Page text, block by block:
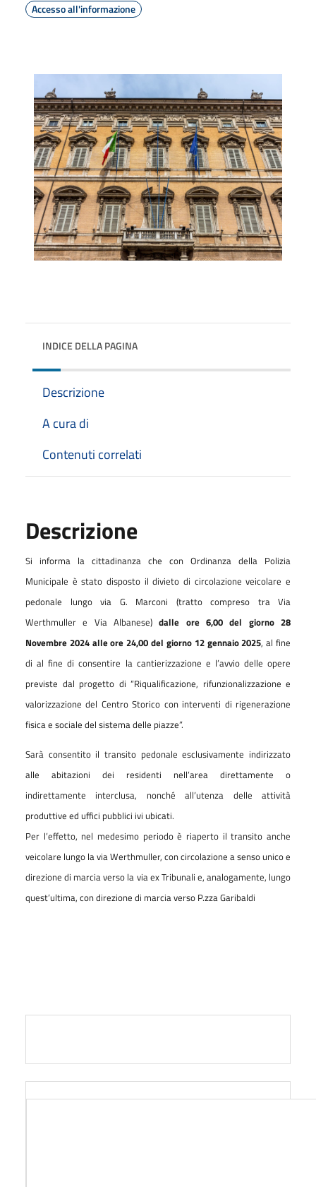
Accesso all'informazione
INDICE DELLA PAGINA
Descrizione
A cura di
Contenuti correlati
Descrizione
Si informa la cittadinanza che con Ordinanza della Polizia
Municipale è stato disposto il divieto di circolazione veicolare e
pedonale lungo via G. Marconi (tratto compreso tra Via
Werthmuller e Via Albanese)dalle ore 6,00 del giorno 28
Novembre 2024 alle ore 24,00 del giorno 12 gennaio 2025, al fine
di al fine di consentire la cantierizzazione e l’avvio delle opere
previste dal progetto di “Riqualificazione, rifunzionalizzazione e
valorizzazione del CentroStorico con interventi di rigenerazione
fisica e sociale del sistema delle piazze”.
Sarà consentito il transito pedonale esclusivamente indirizzato
alle abitazioni dei residenti nell’area direttamente o
indirettamente interclusa, nonché all’utenza delle attività
produttive ed uffici pubblici ivi ubicati.
Per l’effetto, nel medesimo periodo è riaperto il transito anche
veicolare lungo la via Werthmuller, con circolazione a senso unico e
direzione di marcia verso la via ex Tribunali e, analogamente, lungo
quest’ultima, con direzione di marcia verso P.zza Garibaldi